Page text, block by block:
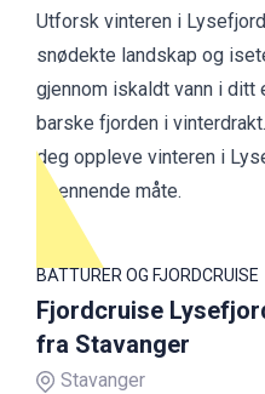
Utforsk vinteren i
snødekte landskap og
gjennom iskaldt vann i ditt
barske fjorden i
deg oppleve vinteren i
spennende måte.
BÅTTURER OG FJORDCRUISE
Fjordcruise
fra Stavanger
Stavanger